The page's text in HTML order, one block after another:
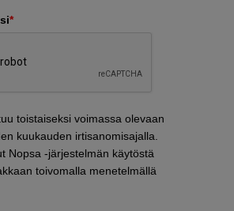
*
toistaiseksi voimassa olevaan
kuukauden irtisanomisajalla.
Nopsa -järjestelmän käytöstä
toivomalla menetelmällä